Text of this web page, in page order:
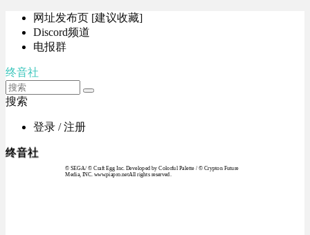
网址发布页 [建议收藏]
Discord频道
电报群
终音社
搜索
登录 / 注册
终音社
© SEGA / © Craft Egg Inc. Developed by Colorful Palette / © Crypton Future
Media, INC. www.piapro.netAll rights reserved.